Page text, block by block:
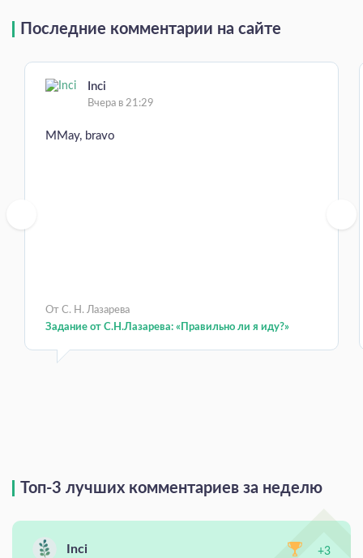
Последние комментарии на сайте
Inci
Вчера в 21:29
MMay, bravo
От С. Н. Лазарева
Задание от С.Н.Лазарева: «Правильно ли я иду?»
Топ-3 лучших комментариев за неделю
Inci +3